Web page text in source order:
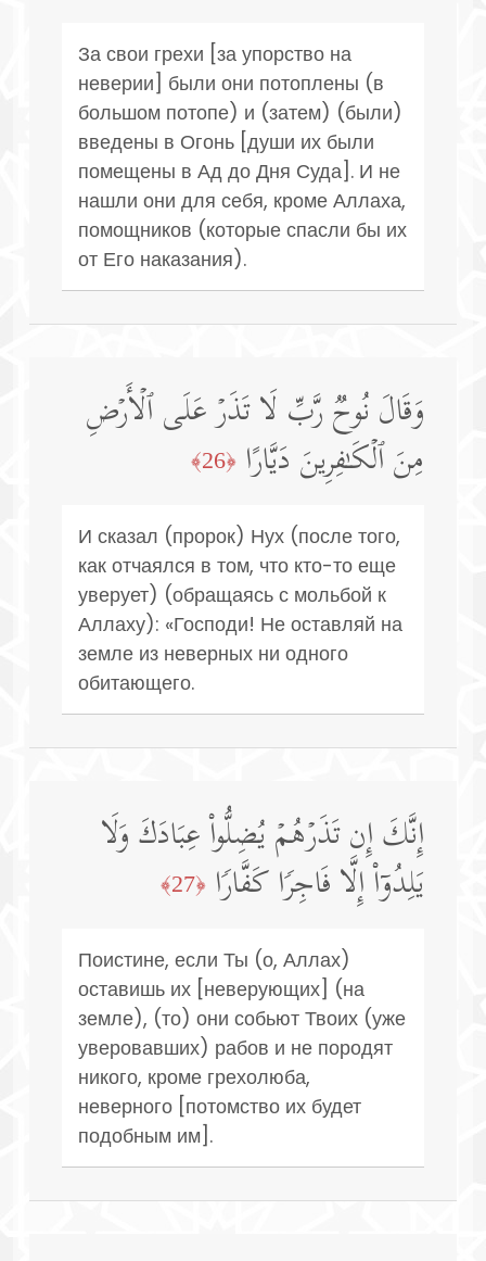
За свои грехи [за упорство на
неверии] были они потоплены (в
большом потопе) и (затем) (были)
введены в Огонь [души их были
помещены в Ад до Дня Суда]. И не
нашли они для себя, кроме Аллаха,
помощников (которые спасли бы их
от Его наказания).
وَقَالَ نُوحࣱ رَّبِّ لَا تَذَرۡ عَلَى ٱلۡأَرۡضِ
مِنَ ٱلۡكَـٰفِرِینَ دَیَّارًا ﴿26﴾
И сказал (пророк) Нух (после того,
как отчаялся в том, что кто-то еще
уверует) (обращаясь с мольбой к
Аллаху): «Господи! Не оставляй на
земле из неверных ни одного
обитающего.
إِنَّكَ إِن تَذَرۡهُمۡ یُضِلُّوا۟ عِبَادَكَ وَلَا
یَلِدُوۤا۟ إِلَّا فَاجِرࣰا كَفَّارࣰا ﴿27﴾
Поистине, если Ты (о, Аллах)
оставишь их [неверующих] (на
земле), (то) они собьют Твоих (уже
уверовавших) рабов и не породят
никого, кроме грехолюба,
неверного [потомство их будет
подобным им].